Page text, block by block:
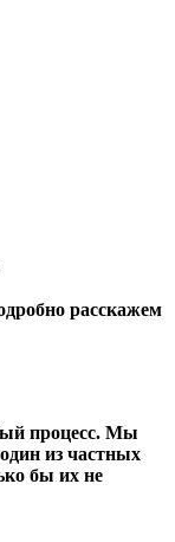
расскажем
процесс. Мы
из частных
бы их не